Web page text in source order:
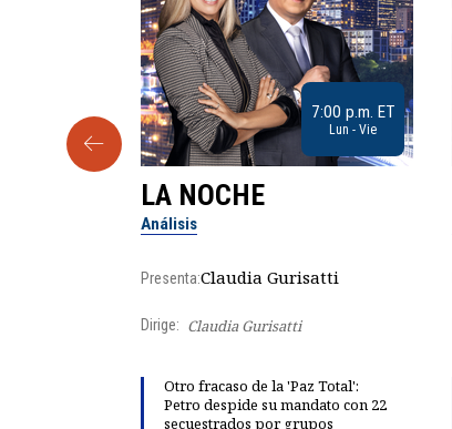
7:00 p.m. ET
Lun - Vie
LA NOCHE
Análisis
Presenta:Claudia Gurisatti
Dirige: Claudia Gurisatti
Otro fracaso de la 'Paz Total':
Petro despide su mandato con 22
secuestrados por grupos